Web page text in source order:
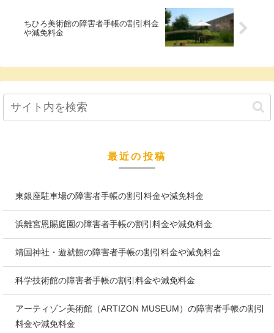
ちひろ美術館の障害者手帳の割引料金
や減免料金
最近の投稿
東銀座駐車場の障害者手帳の割引料金や減免料金
浜離宮恩賜庭園の障害者手帳の割引料金や減免料金
靖国神社・遊就館の障害者手帳の割引料金や減免料金
科学技術館の障害者手帳の割引料金や減免料金
アーティゾン美術館（ARTIZON MUSEUM）の障害者手帳の割引
料金や減免料金